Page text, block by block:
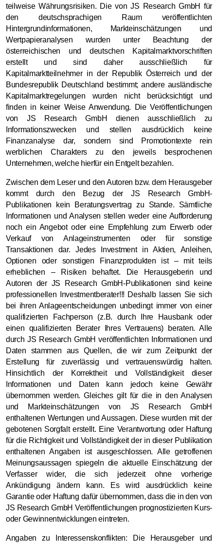
teilweise Währungsrisiken. Die von JS Research GmbH für
den deutschsprachigen Raum veröffentlichten
Hintergrundinformationen, Markteinschätzungen und
Wertpapieranalysen wurden unter Beachtung der
österreichischen und deutschen Kapitalmarktvorschriften
erstellt und sind daher ausschließlich für
Kapitalmarktteilnehmer in der Republik Österreich und der
Bundesrepublik Deutschland bestimmt; andere ausländische
Kapitalmarktregelungen wurden nicht berücksichtigt und
finden in keiner Weise Anwendung. Die Veröffentlichungen
von JS Research GmbH dienen ausschließlich zu
Informationszwecken und stellen ausdrücklich keine
Finanzanalyse dar, sondern sind Promotiontexte rein
werblichen Charakters zu den jeweils besprochenen
Unternehmen, welche hierfür ein Entgelt bezahlen.
Zwischen dem Leser und den Autoren bzw. dem Herausgeber
kommt durch den Bezug der JS Research GmbH-
Publikationen kein Beratungsvertrag zu Stande. Sämtliche
Informationen und Analysen stellen weder eine Aufforderung
noch ein Angebot oder eine Empfehlung zum Erwerb oder
Verkauf von Anlageinstrumenten oder für sonstige
Transaktionen dar. Jedes Investment in Aktien, Anleihen,
Optionen oder sonstigen Finanzprodukten ist – mit teils
erheblichen – Risiken behaftet. Die Herausgeberin und
Autoren der JS Research GmbH-Publikationen sind keine
professionellen Investmentberater!!! Deshalb lassen Sie sich
bei ihren Anlageentscheidungen unbedingt immer von einer
qualifizierten Fachperson (z.B. durch Ihre Hausbank oder
einen qualifizierten Berater Ihres Vertrauens) beraten. Alle
durch JS Research GmbH veröffentlichten Informationen und
Daten stammen aus Quellen, die wir zum Zeitpunkt der
Erstellung für zuverlässig und vertrauenswürdig halten.
Hinsichtlich der Korrektheit und Vollständigkeit dieser
Informationen und Daten kann jedoch keine Gewähr
übernommen werden. Gleiches gilt für die in den Analysen
und Markteinschätzungen von JS Research GmbH
enthaltenen Wertungen und Aussagen. Diese wurden mit der
gebotenen Sorgfalt erstellt. Eine Verantwortung oder Haftung
für die Richtigkeit und Vollständigkeit der in dieser Publikation
enthaltenen Angaben ist ausgeschlossen. Alle getroffenen
Meinungsaussagen spiegeln die aktuelle Einschätzung der
Verfasser wider, die sich jederzeit ohne vorherige
Ankündigung ändern kann. Es wird ausdrücklich keine
Garantie oder Haftung dafür übernommen, dass die in den von
JS Research GmbH Veröffentlichungen prognostizierten Kurs-
oder Gewinnentwicklungen eintreten.
Angaben zu Interessenskonflikten: Die Herausgeber und